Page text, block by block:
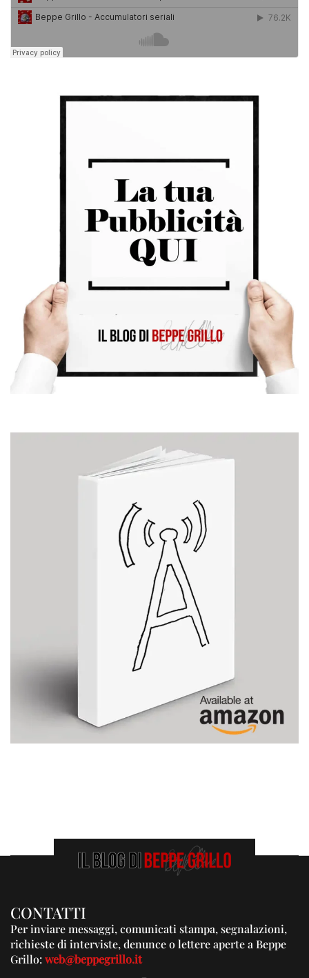
CONTATTI
Per inviare messaggi, comunicati stampa, segnalazioni,
richieste di interviste, denunce o lettere aperte a Beppe
Grillo:web@beppegrillo.it